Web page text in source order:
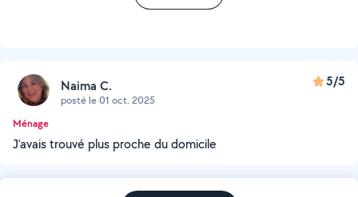
Naima C.
posté le 01 oct. 2025
5/5
Ménage
J’avais trouvé plus proche du domicile